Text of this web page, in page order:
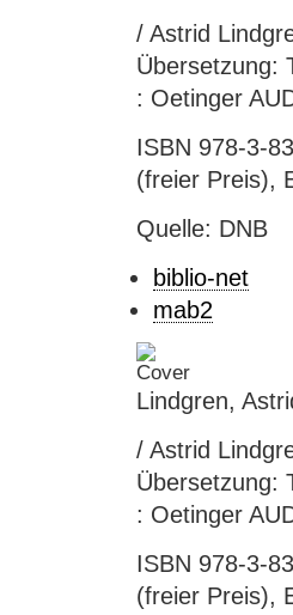
/ Astrid
Übersetzung:
: Oetinger
ISBN 978-3-
(freier Preis),
Quelle: DNB
biblio-net
mab2
Lindgren,
/ Astrid
Übersetzung:
: Oetinger
ISBN 978-3-
(freier Preis),